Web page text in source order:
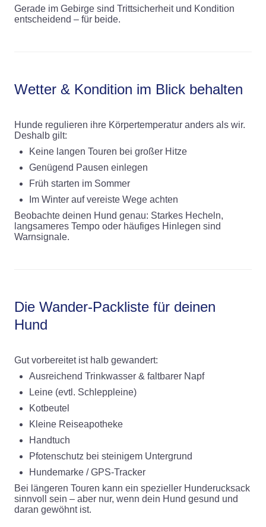
Gerade im Gebirge sind Trittsicherheit und Kondition
entscheidend – für beide.
Wetter & Kondition im Blick behalten
Hunde regulieren ihre Körpertemperatur anders als wir.
Deshalb gilt:
Keine langen Touren bei großer Hitze
Genügend Pausen einlegen
Früh starten im Sommer
Im Winter auf vereiste Wege achten
Beobachte deinen Hund genau: Starkes Hecheln,
langsameres Tempo oder häufiges Hinlegen sind
Warnsignale.
Die Wander-Packliste für deinen
Hund
Gut vorbereitet ist halb gewandert:
Ausreichend Trinkwasser & faltbarer Napf
Leine (evtl. Schleppleine)
Kotbeutel
Kleine Reiseapotheke
Handtuch
Pfotenschutz bei steinigem Untergrund
Hundemarke / GPS-Tracker
Bei längeren Touren kann ein spezieller Hunderucksack
sinnvoll sein – aber nur, wenn dein Hund gesund und
daran gewöhnt ist.